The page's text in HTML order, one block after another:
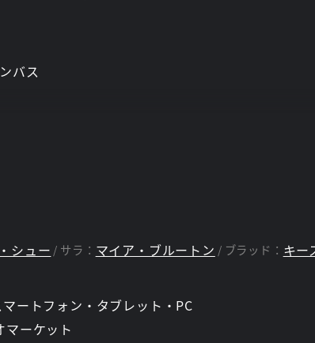
バス
シュー サラ： マイア・ブルートン ブラッド： キー
マートフォン・タブレット・PC
マーケット